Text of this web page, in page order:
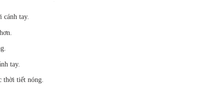
tay.
tay.
thời tiết nóng.